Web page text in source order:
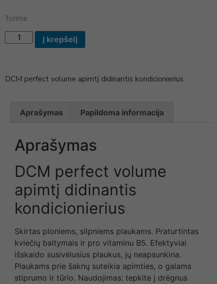
Turime
Į krepšelį
DCM perfect volume apimtį didinantis kondicionierius
Aprašymas Papildoma informacija
Aprašymas
DCM perfect volume
apimtį didinantis
kondicionierius
Skirtas ploniems, silpniems plaukams. Praturtintas
kviečių baltymais ir pro vitaminu B5. Efektyviai
išskaido susivėlusius plaukus, jų neapsunkina.
Plaukams prie šaknų suteikia apimties, o galams
stiprumo ir tūrio. Naudojimas: tepkite į drėgnus